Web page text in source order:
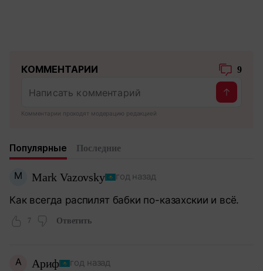
КОММЕНТАРИИ 9
Комментарии проходят модерацию редакцией
Популярные Последние
M Mark Vazovsky год назад
Как всегда распилят бабки по-казахскии и всё.
7 Ответить
А Ариф год назад